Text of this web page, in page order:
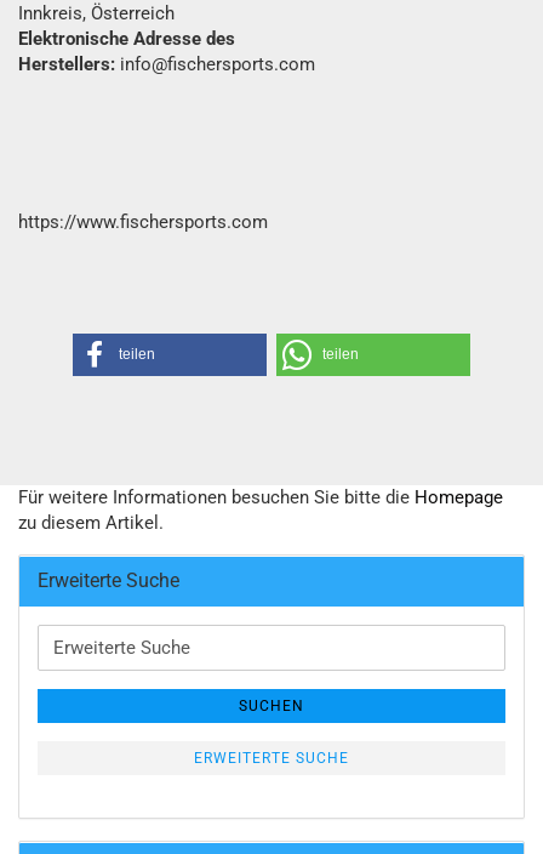
Innkreis, Österreich
Elektronische Adresse des
Herstellers: info@fischersports.com
https://www.fischersports.com
teilen teilen
Für weitere Informationen besuchen Sie bitte die Homepage
zu diesem Artikel.
Erweiterte Suche
Erweiterte
Suche
SUCHEN
ERWEITERTE SUCHE